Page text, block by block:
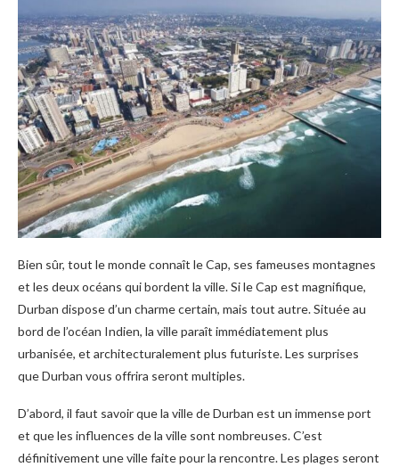
Bien sûr, tout le monde connaît le Cap, ses fameuses montagnes
et les deux océans qui bordent la ville. Si le Cap est magnifique,
Durban dispose d’un charme certain, mais tout autre. Située au
bord de l’océan Indien, la ville paraît immédiatement plus
urbanisée, et architecturalement plus futuriste. Les surprises
que Durban vous offrira seront multiples.
D’abord, il faut savoir que la ville de Durban est un immense port
et que les influences de la ville sont nombreuses. C’est
définitivement une ville faite pour la rencontre. Les plages seront